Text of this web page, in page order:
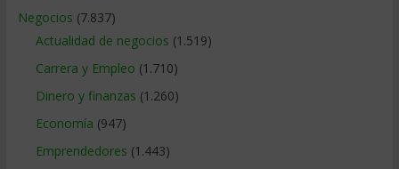
Negocios (7.837)
Actualidad de negocios (1.519)
Carrera y Empleo (1.710)
Dinero y finanzas (1.260)
Economía (947)
Emprendedores (1.443)